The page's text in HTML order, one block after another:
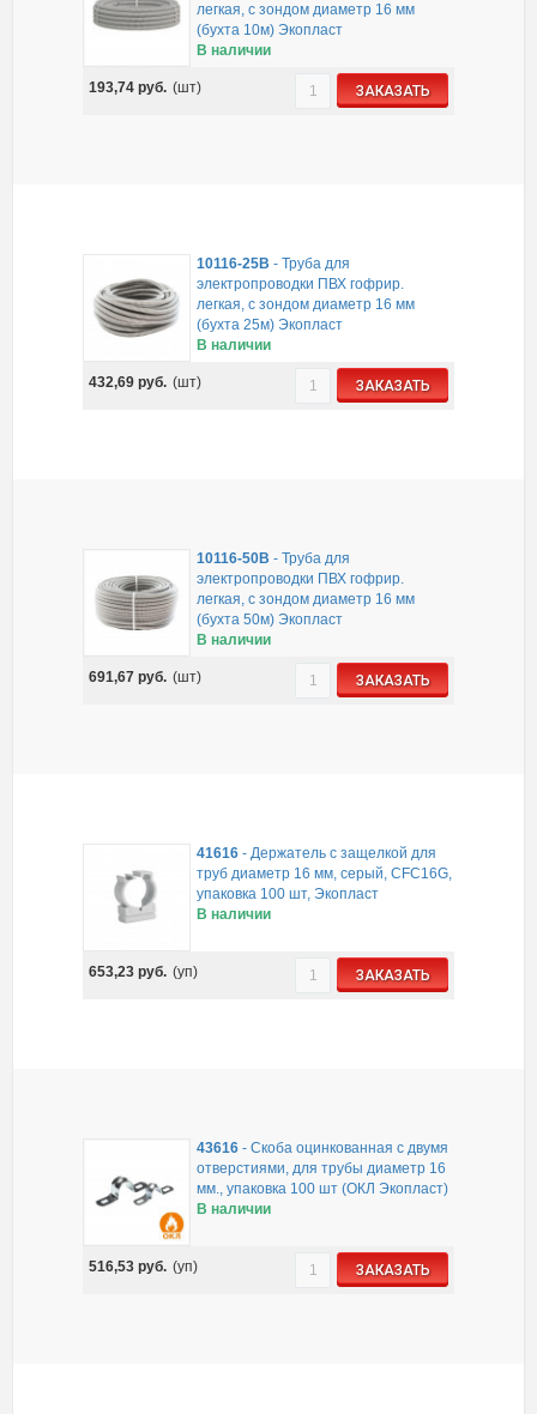
легкая, с зондом диаметр 16 мм
(бухта 10м) Экопласт
В наличии
193,74 руб. (шт) ЗАКАЗАТЬ
10116-25B - Труба для
электропроводки ПВХ гофрир.
легкая, с зондом диаметр 16 мм
(бухта 25м) Экопласт
В наличии
432,69 руб. (шт) ЗАКАЗАТЬ
10116-50B - Труба для
электропроводки ПВХ гофрир.
легкая, с зондом диаметр 16 мм
(бухта 50м) Экопласт
В наличии
691,67 руб. (шт) ЗАКАЗАТЬ
41616 - Держатель с защелкой для
труб диаметр 16 мм, серый, CFC16G,
упаковка 100 шт, Экопласт
В наличии
653,23 руб. (уп) ЗАКАЗАТЬ
43616 - Скоба оцинкованная с двумя
отверстиями, для трубы диаметр 16
мм., упаковка 100 шт (ОКЛ Экопласт)
В наличии
516,53 руб. (уп) ЗАКАЗАТЬ